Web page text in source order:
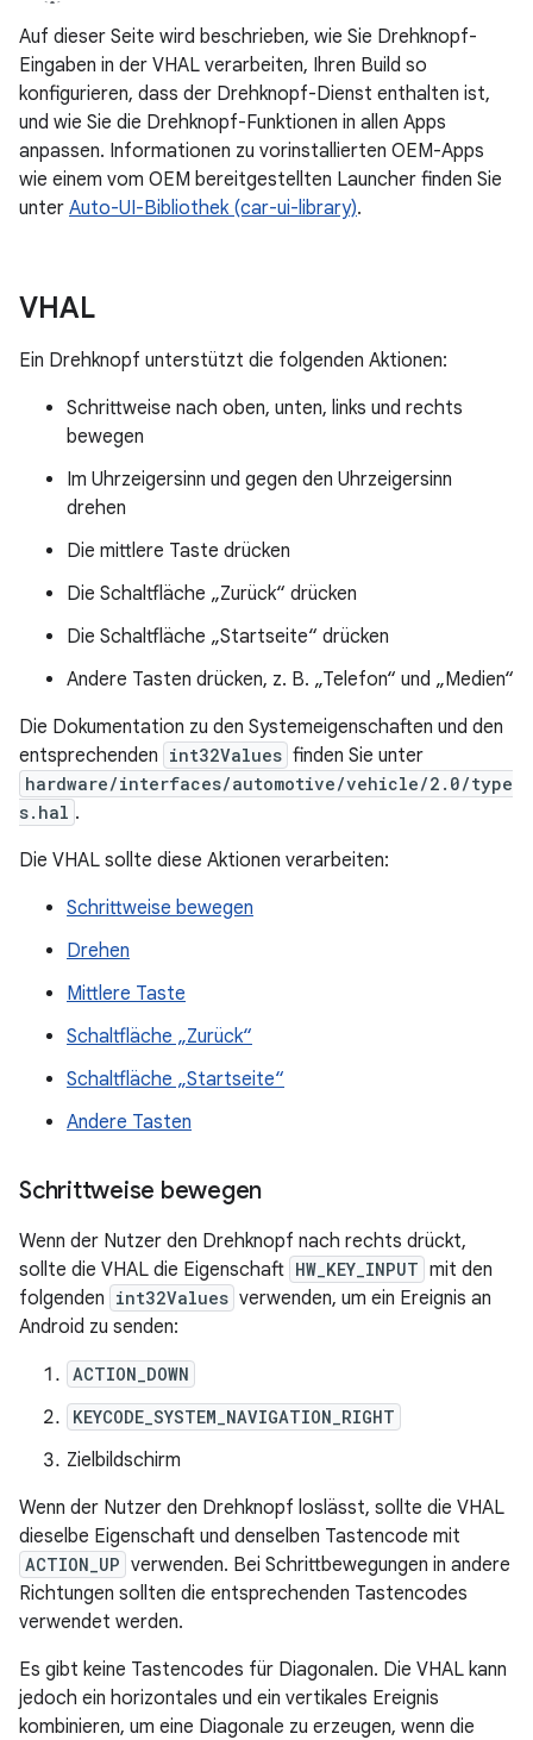
Auf dieser Seite wird beschrieben, wie Sie Drehknopf-
Eingaben in der VHAL verarbeiten, Ihren Build so
konfigurieren, dass der Drehknopf-Dienst enthalten ist,
und wie Sie die Drehknopf-Funktionen in allen Apps
anpassen. Informationen zu vorinstallierten OEM-Apps
wie einem vom OEM bereitgestellten Launcher finden Sie
unter Auto-UI-Bibliothek (car-ui-library).
VHAL
Ein Drehknopf unterstützt die folgenden Aktionen:
Schrittweise nach oben, unten, links und rechts
bewegen
Im Uhrzeigersinn und gegen den Uhrzeigersinn
drehen
Die mittlere Taste drücken
Die Schaltfläche „Zurück“ drücken
Die Schaltfläche „Startseite“ drücken
Andere Tasten drücken, z. B. „Telefon“ und „Medien“
Die Dokumentation zu den Systemeigenschaften und den
entsprechenden int32Values finden Sie unter
hardware/interfaces/automotive/vehicle/2.0/type
s.hal .
Die VHAL sollte diese Aktionen verarbeiten:
Schrittweise bewegen
Drehen
Mittlere Taste
Schaltfläche „Zurück“
Schaltfläche „Startseite“
Andere Tasten
Schrittweise bewegen
Wenn der Nutzer den Drehknopf nach rechts drückt,
sollte die VHAL die Eigenschaft HW_KEY_INPUT mit den
folgenden int32Values verwenden, um ein Ereignis an
Android zu senden:
ACTION_DOWN
KEYCODE_SYSTEM_NAVIGATION_RIGHT
Zielbildschirm
Wenn der Nutzer den Drehknopf loslässt, sollte die VHAL
dieselbe Eigenschaft und denselben Tastencode mit
ACTION_UP verwenden. Bei Schrittbewegungen in andere
Richtungen sollten die entsprechenden Tastencodes
verwendet werden.
Es gibt keine Tastencodes für Diagonalen. Die VHAL kann
jedoch ein horizontales und ein vertikales Ereignis
kombinieren, um eine Diagonale zu erzeugen, wenn die